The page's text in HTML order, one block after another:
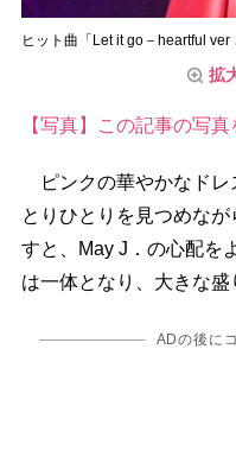
ヒット曲「Let it go－heartful ver
拡
【写真】この記事の写真
ピンクの華やかなドレ
とりひとりを見つめな
すと、May J．の心配を
は一体となり、大きな盛
ADの後に